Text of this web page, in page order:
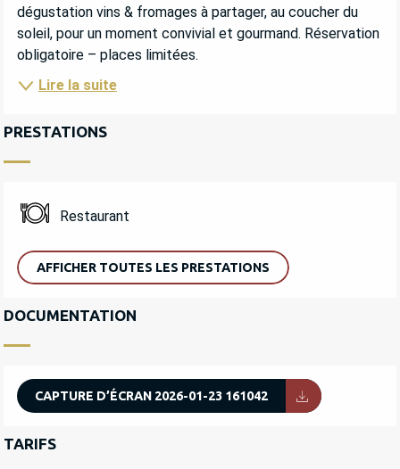
dégustation vins & fromages à partager, au coucher du
soleil, pour un moment convivial et gourmand. Réservation
obligatoire – places limitées.
Lire la suite
PRESTATIONS
Restaurant
AFFICHER TOUTES LES PRESTATIONS
DOCUMENTATION
CAPTURE D’ÉCRAN 2026-01-23 161042
TARIFS